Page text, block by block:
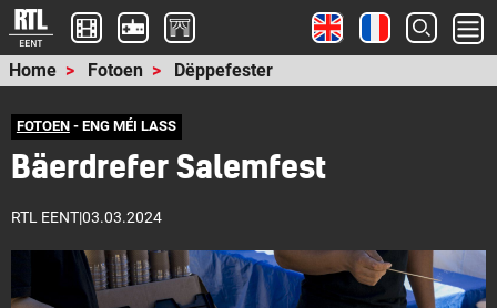
Home Fotoen Dëppefester
FOTOEN- ENG MÉI LASS
Bäerdrefer Salemfest
RTL EENT|03.03.2024